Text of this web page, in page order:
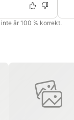
är 100 % korrekt.